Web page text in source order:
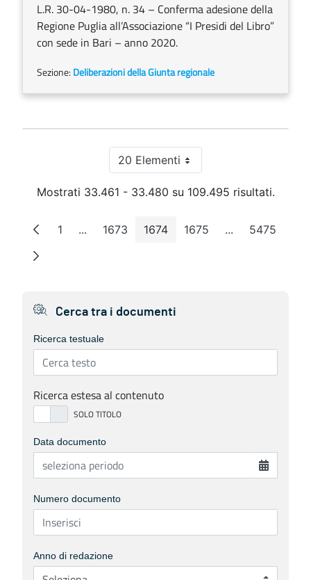
L.R. 30-04-1980, n. 34 – Conferma adesione della
Regione Puglia all’Associazione “I Presidi del Libro”
con sede in Bari – anno 2020.
Sezione: Deliberazioni della Giunta regionale
20 ElementiPer pagina
Mostrati 33.461 - 33.480 su 109.495 risultati.
Pagina
1 ...Pagine intermedie
Pagina
1673 Pagina
1674 Pagina
1675 ...PaginePagina
5475
Cerca tra i documenti
Ricerca testuale
Ricerca estesa al contenuto
Data documento
Numero documento
Anno di redazione